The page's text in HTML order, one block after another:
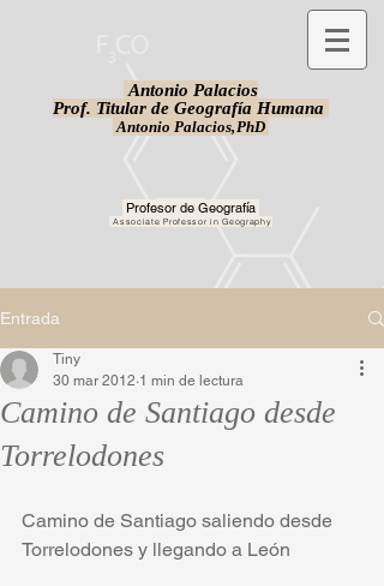
Antonio Palacios
Prof. Titular de Geografía Humana
Antonio Palacios,PhD
Profesor de Geografía
Associate Professor in Geography
Entrada
Camino de Santiago desde
Torrelodones
Tiny
30 mar 2012 1 min de lectura
Camino de Santiago saliendo desde
Torrelodones y llegando a León